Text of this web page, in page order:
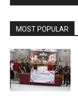
MOST POPULAR